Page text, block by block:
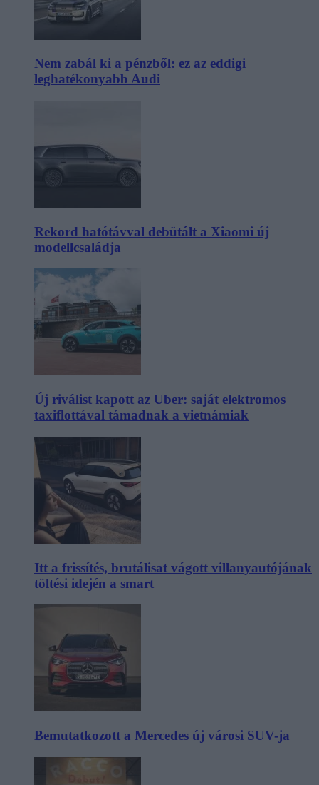
Nem zabál ki a pénzből: ez az eddigi
leghatékonyabb Audi
Rekord hatótávval debütált a Xiaomi új
modellcsaládja
Új riválist kapott az Uber: saját elektromos
taxiflottával támadnak a vietnámiak
Itt a frissítés, brutálisat vágott villanyautójának
töltési idején a smart
Bemutatkozott a Mercedes új városi SUV-ja